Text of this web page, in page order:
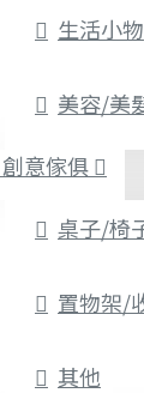
生活小物
美容/美
創意傢俱
桌子/椅
置物架/
其他